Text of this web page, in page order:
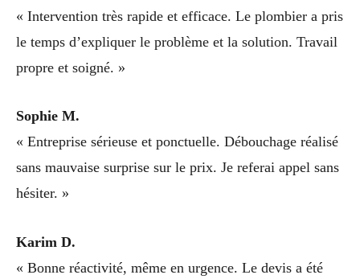
« Intervention très rapide et efficace. Le plombier a pris
le temps d’expliquer le problème et la solution. Travail
propre et soigné. »
Sophie M.
« Entreprise sérieuse et ponctuelle. Débouchage réalisé
sans mauvaise surprise sur le prix. Je referai appel sans
hésiter. »
Karim D.
« Bonne réactivité, même en urgence. Le devis a été